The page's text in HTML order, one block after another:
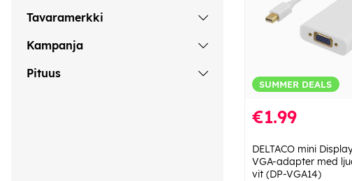
Tavaramerkki
Kampanja
Pituus
SUMMER DEALS
€1.99
DELTACO mini
VGA-adapter med
vit (DP-VGA14)